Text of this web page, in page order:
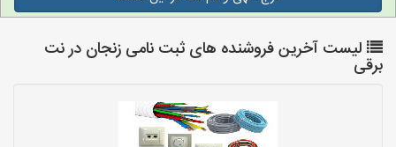
لیست آخرین فروشنده های ثبت نامی زنجان در نت
برقی